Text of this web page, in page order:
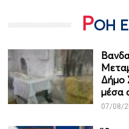
ΡΟΗ
Δήμο
μέσα
07/08/